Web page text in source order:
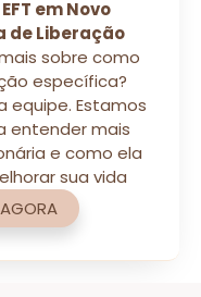
EFT em Novo
de Liberação
sobre como
específica?
equipe. Estamos
entender mais
e como ela
sua vida